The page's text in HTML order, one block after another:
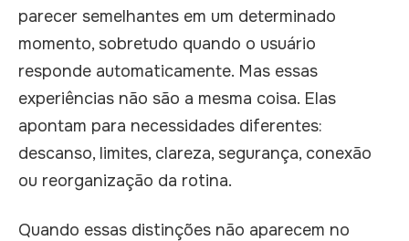
parecer semelhantes em um determinado
momento, sobretudo quando o usuário
responde automaticamente. Mas essas
experiências não são a mesma coisa. Elas
apontam para necessidades diferentes:
descanso, limites, clareza, segurança, conexão
ou reorganização da rotina.
Quando essas distinções não aparecem no